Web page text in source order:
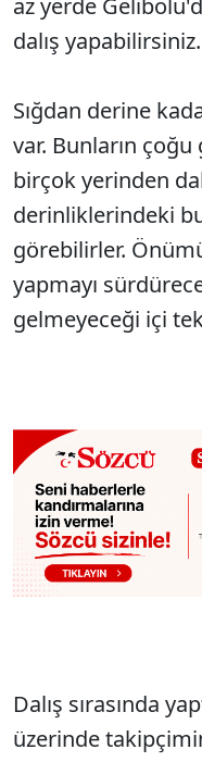
az yerde
dalış yapabilirsiniz.
Sığdan derine
var. Bunların
birçok yerinden
derinliklerindeki
görebilirler.
yapmayı
gelmeyeceği içi
Dalış sırasında
üzerinde